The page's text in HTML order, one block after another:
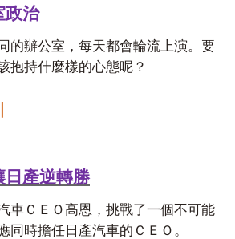
政治
的辦公室，每天都會輪流上演。要
抱持什麼樣的心態呢？
產逆轉勝
車ＣＥＯ高恩，挑戰了一個不可能
同時擔任日產汽車的ＣＥＯ。